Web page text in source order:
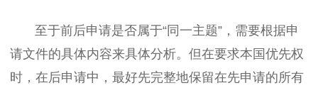
至于前后申请是否属于“同一主题”，需要根据申
请文件的具体内容来具体分析。但在要求本国优先权
时，在后申请中，最好先完整地保留在先申请的所有